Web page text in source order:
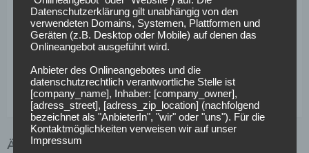
Stadion:BayArena, Leverkusen
Schiedsrichtergespann:Frank Willenborg (SR), Jan
Neitzel-Petersen (SR-A. 1), Tim Skorczyk (SR-A. 2),
Bilanz gegeneinander gesamt:1-0-0 bei 5:0 Toren
ÄHNLICHE ARTIKEL
Datenschutzerklärung gilt unabhängig von den
verwendeten Domains, Systemen, Plattformen und
Geräten (z.B. Desktop oder Mobile) auf denen das
Onlineangebot ausgeführt wird.
Anbieter des Onlineangebotes und die
datenschutzrechtlich verantwortliche Stelle ist
[company_name], Inhaber: [company_owner],
[adress_street], [adress_zip_location] (nachfolgend
bezeichnet als "AnbieterIn", "wir" oder "uns"). Für die
Kontaktmöglichkeiten verweisen wir auf unser
Impressum